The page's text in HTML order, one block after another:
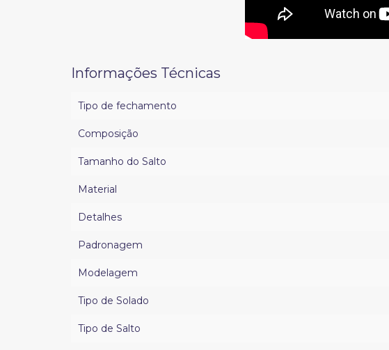
Informações Técnicas
Tipo de fechamento
Composição
Tamanho do Salto
Material
Detalhes
Padronagem
Modelagem
Tipo de Solado
Tipo de Salto